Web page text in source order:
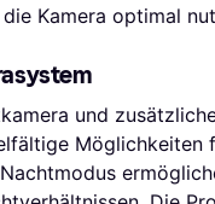
Kamera optimal
und